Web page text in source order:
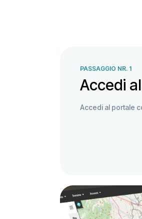
PASSAGGIO NR. 1
Accedi
Accedi al portale